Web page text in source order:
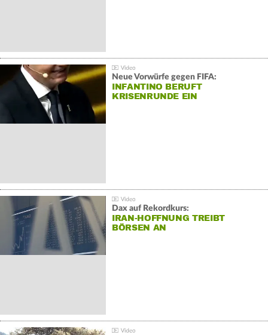
Neue Vorwürfe gegen FIFA:
INFANTINO BERUFT
KRISENRUNDE EIN
Dax auf Rekordkurs:
IRAN-HOFFNUNG TREIBT
BÖRSEN AN